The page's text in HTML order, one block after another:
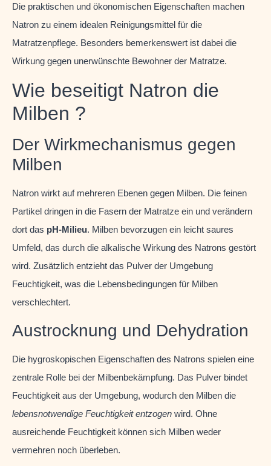
Die praktischen und ökonomischen Eigenschaften machen
Natron zu einem idealen Reinigungsmittel für die
Matratzenpflege. Besonders bemerkenswert ist dabei die
Wirkung gegen unerwünschte Bewohner der Matratze.
Wie beseitigt Natron die
Milben ?
Der Wirkmechanismus gegen
Milben
Natron wirkt auf mehreren Ebenen gegen Milben. Die feinen
Partikel dringen in die Fasern der Matratze ein und verändern
dort das pH-Milieu. Milben bevorzugen ein leicht saures
Umfeld, das durch die alkalische Wirkung des Natrons gestört
wird. Zusätzlich entzieht das Pulver der Umgebung
Feuchtigkeit, was die Lebensbedingungen für Milben
verschlechtert.
Austrocknung und Dehydration
Die hygroskopischen Eigenschaften des Natrons spielen eine
zentrale Rolle bei der Milbenbekämpfung. Das Pulver bindet
Feuchtigkeit aus der Umgebung, wodurch den Milben die
lebensnotwendige Feuchtigkeit entzogen wird. Ohne
ausreichende Feuchtigkeit können sich Milben weder
vermehren noch überleben.